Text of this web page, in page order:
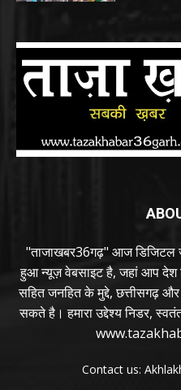
"ताजाखबर36गढ़" आज डिजिटल
हुआ न्यूज़ वेबसाइट है, जहां आप देश
सहित जनहित के मुद्दे, छत्तीसगढ़
सकते है। हमारा उद्देश्य निडर,
Contact us: